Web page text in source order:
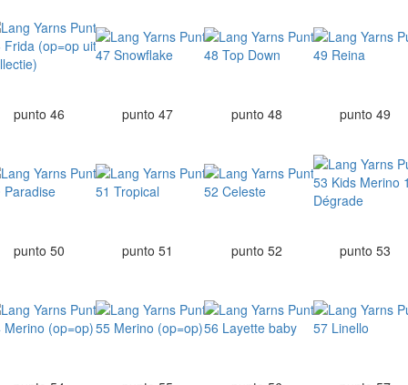
punto 46 punto 47 punto 48 punto 49
punto 50 punto 51 punto 52 punto 53